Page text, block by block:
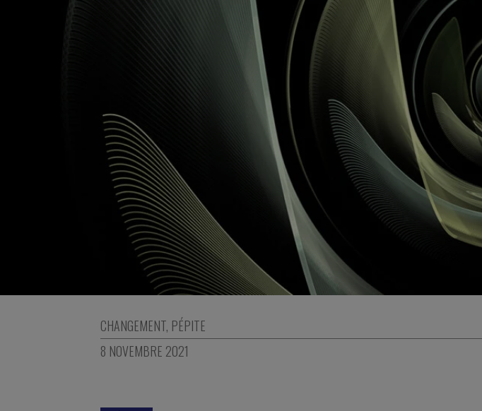
CHANGEMENT, PÉPITE
8 NOVEMBRE 2021